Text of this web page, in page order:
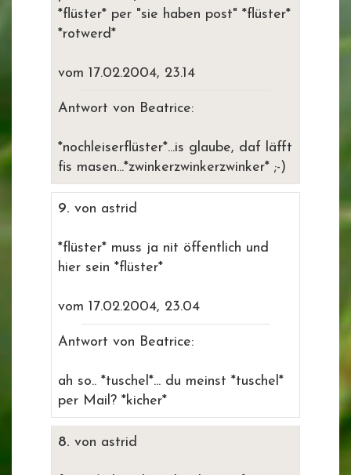
*flüster* per "sie haben post" *flüster*
*rotwerd*
vom 17.02.2004, 23.14
Antwort von Beatrice:
*nochleiserflüster*...is glaube, daf läfft
fis masen...*zwinkerzwinkerzwinker* ;-)
9. von astrid
*flüster* muss ja nit öffentlich und
hier sein *flüster*
vom 17.02.2004, 23.04
Antwort von Beatrice:
ah so.. *tuschel*... du meinst *tuschel*
per Mail? *kicher*
8. von astrid